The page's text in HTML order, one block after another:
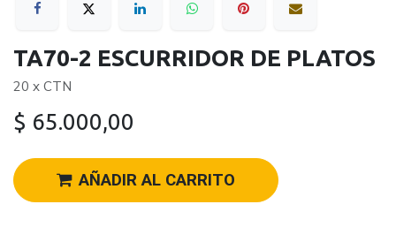
TA70-2 ESCURRIDOR DE PLATOS
20 x CTN
$ 65.000,00
AÑADIR AL CARRITO